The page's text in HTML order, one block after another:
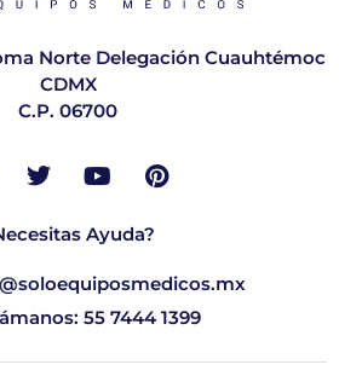
Norte Delegación Cuauhtémoc
CDMX
C.P. 06700
Ayuda?
55 7444 1399